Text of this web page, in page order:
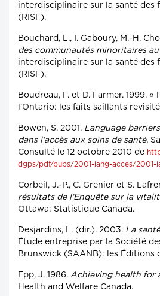
interdisciplinaire sur la santé des
(RISF).
Bouchard, L., I. Gaboury, M.-H.
des communautés minoritaires au
interdisciplinaire sur la santé des
(RISF).
Boudreau, F. et D. Farmer. 1999.
l'Ontario: les faits saillants
Bowen, S. 2001. Language
dans l'accès aux soins de santé.
Consulté le 12 octobre 2010 de
dgps/pdf/pubs/2001-lang-acces/2001-
Corbeil, J.-P., C. Grenier et S.
résultats de l'Enquête sur la
Ottawa: Statistique Canada.
Desjardins, L. (dir.). 2003. La
Étude entreprise par la Société
Brunswick (SAANB): les Éditions
Epp, J. 1986. Achieving health for
Health and Welfare Canada.